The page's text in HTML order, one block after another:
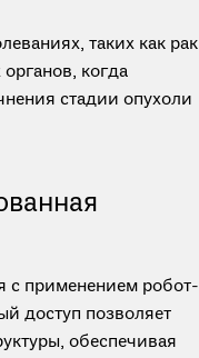
таких как рак
когда
стадии опухоли
с применением робот-
доступ позволяет
обеспечивая